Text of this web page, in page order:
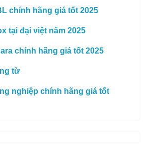
chính hãng giá tốt 2025
tại đại việt năm 2025
chính hãng giá tốt 2025
từ
nghiệp chính hãng giá tốt